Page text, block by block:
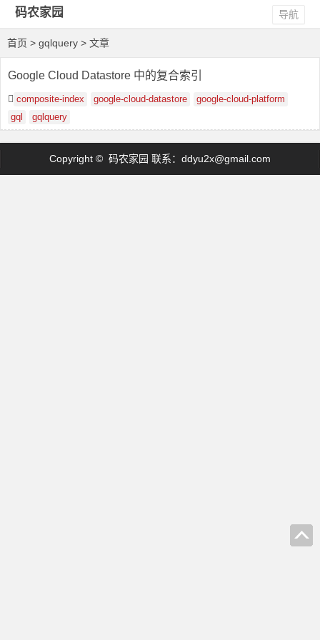
码农家园 导航
首页 > gqlquery > 文章
Google Cloud Datastore 中的复合索引
composite-index google-cloud-datastore
google-cloud-platform
gql
gqlquery
Copyright © 码农家园 联系： ddyu2x@gmail.com